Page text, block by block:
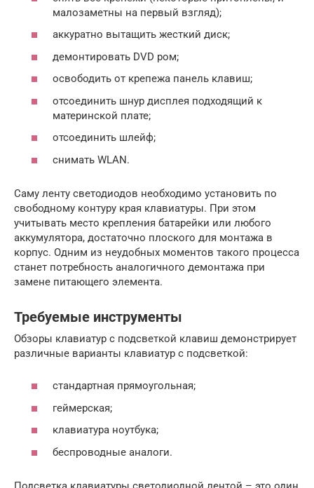
малозаметны на первый взгляд);
аккуратно вытащить жесткий диск;
демонтировать DVD ром;
освободить от крепежа панель клавиш;
отсоединить шнур дисплея подходящий к
материнской плате;
отсоединить шлейф;
снимать WLAN.
Саму ленту светодиодов необходимо установить по
свободному контуру края клавиатуры. При этом
учитывать место крепления батарейки или любого
аккумулятора, достаточно плоского для монтажа в
корпус. Одним из неудобных моментов такого процесса
станет потребность аналогичного демонтажа при
замене питающего элемента.
Требуемые инструменты
Обзоры клавиатур с подсветкой клавиш демонстрирует
различные варианты клавиатур с подсветкой:
стандартная прямоугольная;
геймерская;
клавиатура ноутбука;
беспроводные аналоги.